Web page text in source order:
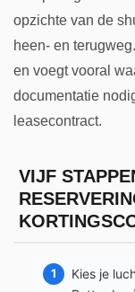
opzichte van de
heen- en
en voegt vooral
documentatie
leasecontract.
VIJF
Kies je